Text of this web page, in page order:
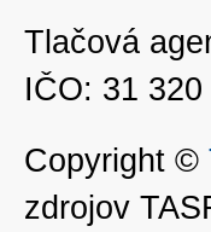
Tlačová
IČO: 31
Copyright ©
zdrojov